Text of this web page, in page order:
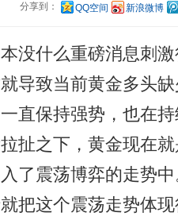
分享到： QQ空间 新浪微博
什么重磅消息刺激
导致当前黄金多头
直保持强势，也在
扯之下，黄金现在
了震荡博弈的走势
这个震荡走势体现